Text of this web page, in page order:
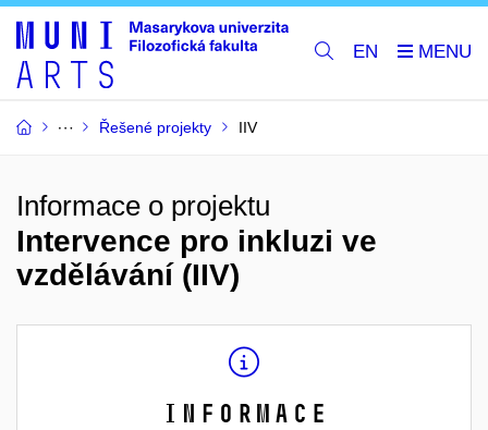
EN
Řešené projekty IIV
Informace o projektu
Intervence pro inkluzi ve
vzdělávání (IIV)
Informace